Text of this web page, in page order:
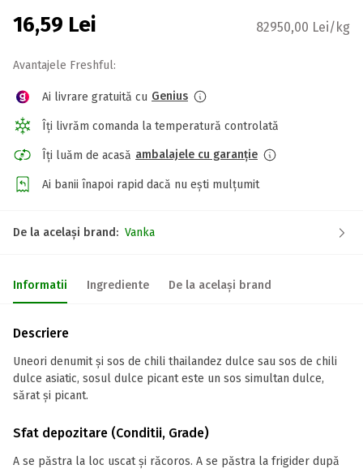
16,59 Lei 82950,00 Lei/kg
Avantajele Freshful:
Ai livrare gratuită cu Genius
Îți livrăm comanda la temperatură controlată
Îți luăm de acasă ambalajele cu garanție
Ai banii înapoi rapid dacă nu ești mulțumit
De la același brand: Vanka
Informatii Ingrediente De la același brand
Descriere
Uneori denumit și sos de chili thailandez dulce sau sos de chili
dulce asiatic, sosul dulce picant este un sos simultan dulce,
sărat și picant.
Sfat depozitare (Conditii, Grade)
A se păstra la loc uscat și răcoros. A se păstra la frigider după